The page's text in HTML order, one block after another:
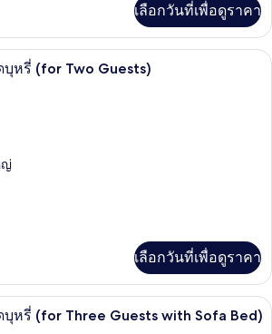
เลือกวันที่เพื่อดูราคา
เครื่องนอนระดับพรีเมียม, มินิบาร์ฟรี,
หรี่ (for Two Guests)
ญ่
เลือกวันที่เพื่อดูราคา
เครื่องนอนระดับพรีเมียม, มินิบาร์ฟรี,
หรี่ (for Three Guests with Sofa Bed)